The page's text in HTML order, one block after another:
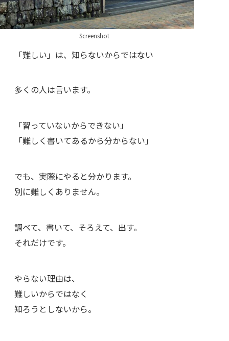
Screenshot
「難しい」は、知らないからではない
多くの人は言います。
「習っていないからできない」
「難しく書いてあるから分からない」
でも、実際にやると分かります。
別に難しくありません。
調べて、書いて、そろえて、出す。
それだけです。
やらない理由は、
難しいからではなく
知ろうとしないから。